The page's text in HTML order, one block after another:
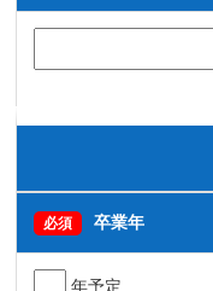
必須 卒業年
年予定